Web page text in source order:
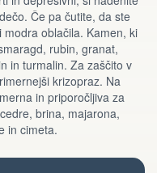
Če pa čutite, da ste
oblačila. Kamen, ki
rubin, granat,
in turmalin. Za zaščito v
krizopraz. Na
in priporočljiva za
brina, majarona,
in cimeta.